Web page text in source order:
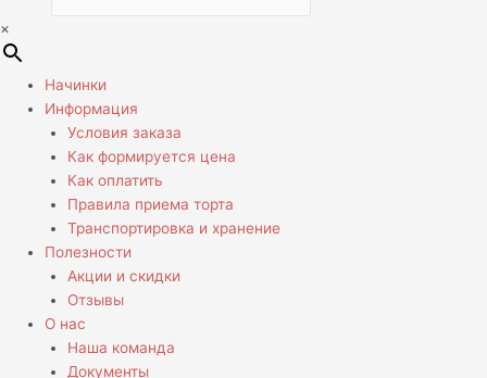
×
Начинки
Информация
Условия заказа
Как формируется цена
Как оплатить
Правила приема торта
Транспортировка и хранение
Полезности
Акции и скидки
Отзывы
О нас
Наша команда
Документы